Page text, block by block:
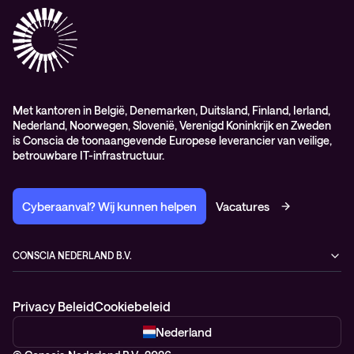
General Purchasing Conditions (EN)
Healthcare Services
Lifecycle
Service delivery platform (CNS)
Met kantoren in België, Denemarken, Duitsland, Finland, Ierland,
Nederland, Noorwegen, Slovenië, Verenigd Koninkrijk en Zweden
is Conscia de toonaangevende Europese leverancier van veilige,
betrouwbare IT-infrastructuur.
Cyberaanval? Wij kunnen helpen Vacatures
CONSCIA NEDERLAND B.V.
Nederland
Privacy BeleidCookiebeleid
Nederland